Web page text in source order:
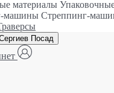
Стреппинг-
Посад